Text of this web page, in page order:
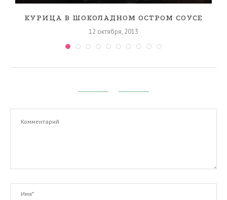
КУРИЦА В ШОКОЛАДНОМ ОСТРОМ СОУСЕ
12 октября, 2013